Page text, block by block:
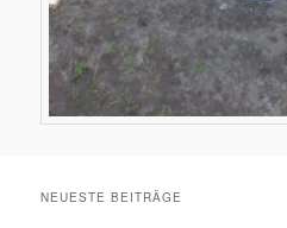
NEUESTE BEITRÄGE